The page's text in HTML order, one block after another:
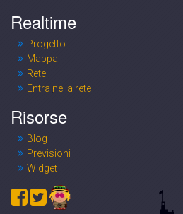
Realtime
Progetto
Mappa
Rete
Entra nella rete
Risorse
Blog
Previsioni
Widget